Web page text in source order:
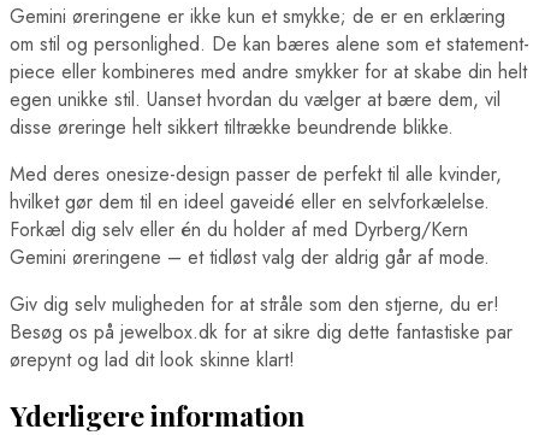
Gemini øreringene er ikke kun et smykke; de er en erklæring
om stil og personlighed. De kan bæres alene som et statement-
piece eller kombineres med andre smykker for at skabe din helt
egen unikke stil. Uanset hvordan du vælger at bære dem, vil
disse øreringe helt sikkert tiltrække beundrende blikke.
Med deres onesize-design passer de perfekt til alle kvinder,
hvilket gør dem til en ideel gaveidé eller en selvforkælelse.
Forkæl dig selv eller én du holder af med Dyrberg/Kern
Gemini øreringene – et tidløst valg der aldrig går af mode.
Giv dig selv muligheden for at stråle som den stjerne, du er!
Besøg os på jewelbox.dk for at sikre dig dette fantastiske par
ørepynt og lad dit look skinne klart!
Yderligere information